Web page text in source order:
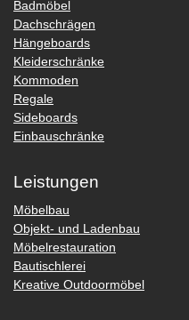
Badmöbel
Dachschrägen
Hängeboards
Kleiderschränke
Kommoden
Regale
Sideboards
Einbauschränke
Leistungen
Möbelbau
Objekt- und Ladenbau
Möbelrestauration
Bautischlerei
Kreative Outdoormöbel